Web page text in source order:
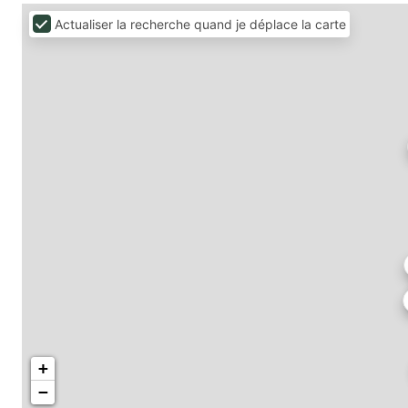
+
−
Actualiser la recherche quand je déplace la carte